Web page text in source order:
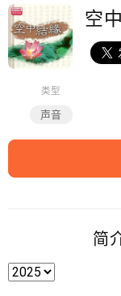
空
类型
声音
简